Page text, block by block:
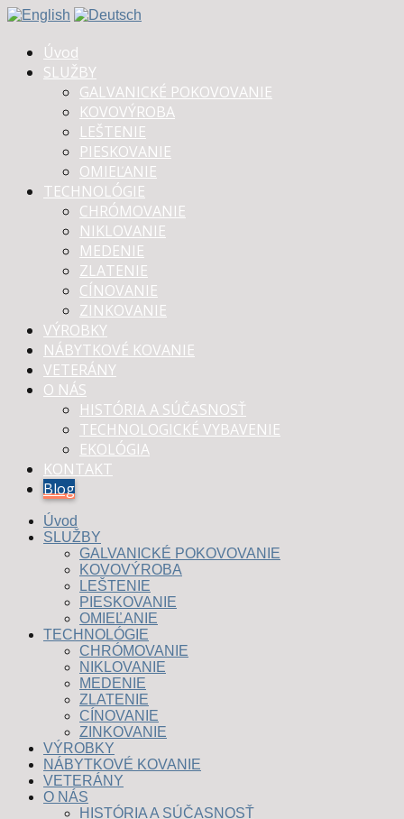
Úvod
SLUŽBY
GALVANICKÉ POKOVOVANIE
KOVOVÝROBA
LEŠTENIE
PIESKOVANIE
OMIEĽANIE
TECHNOLÓGIE
CHRÓMOVANIE
NIKLOVANIE
MEDENIE
ZLATENIE
CÍNOVANIE
ZINKOVANIE
VÝROBKY
NÁBYTKOVÉ KOVANIE
VETERÁNY
O NÁS
HISTÓRIA A SÚČASNOSŤ
TECHNOLOGICKÉ VYBAVENIE
EKOLÓGIA
KONTAKT
Blog
Úvod
SLUŽBY
GALVANICKÉ POKOVOVANIE
KOVOVÝROBA
LEŠTENIE
PIESKOVANIE
OMIEĽANIE
TECHNOLÓGIE
CHRÓMOVANIE
NIKLOVANIE
MEDENIE
ZLATENIE
CÍNOVANIE
ZINKOVANIE
VÝROBKY
NÁBYTKOVÉ KOVANIE
VETERÁNY
O NÁS
HISTÓRIA A SÚČASNOSŤ